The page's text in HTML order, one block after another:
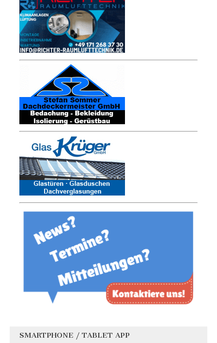
SMARTPHONE / TABLET APP